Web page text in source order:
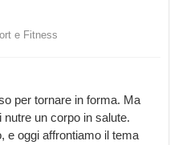
e Fitness
per tornare in forma. Ma
un corpo in salute.
e oggi affrontiamo il tema